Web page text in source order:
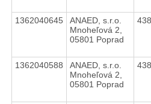
1362040645
ANAED, s.r.o.
Mnoheľová 2,
05801 Poprad
1362040588
ANAED, s.r.o.
Mnoheľová 2,
05801 Poprad